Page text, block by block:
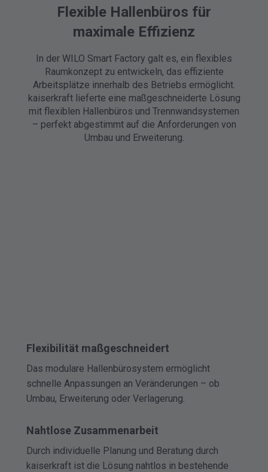
Flexible Hallenbüros für
maximale Effizienz
In der WILO Smart Factory galt es, ein flexibles
Raumkonzept zu entwickeln, das effiziente
Arbeitsplätze innerhalb des Betriebs ermöglicht.
kaiserkraft lieferte eine maßgeschneiderte Lösung
mit flexiblen Hallenbüros und Trennwandsystemen
– perfekt abgestimmt auf die Anforderungen von
Umbau und Erweiterung.
Flexibilität maßgeschneidert
Nahtlose Zusammenarbeit
Das modulare Hallenbürosystem ermöglicht
schnelle Anpassungen an Veränderungen – ob
Umbau, Erweiterung oder Verlagerung.
Durch individuelle Planung und Beratung durch
kaiserkraft ist die Lösung nahtlos in bestehende